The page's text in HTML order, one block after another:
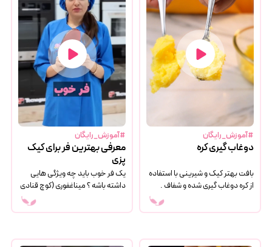
#آموزش_رایگان
دوغاب گیری کره
بافت بهتر کیک و شیرینی با استفاده
از کره دوغاب گیری شده و شفاف .
#آموزش_رایگان
معرفی بهترین فر برای کیک
پزی
یک فر خوب باید چه ویژگی هایی
داشته باشه ؟ میناغفوری (کوچ قنادی
بهترین فر کمک میکنه .